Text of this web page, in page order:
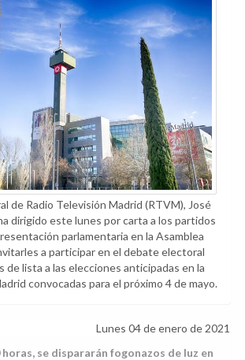
de Radio Televisión Madrid (RTVM), José
dirigido este lunes por carta a los partidos
parlamentaria en la Asamblea
a participar en el debate electoral
de lista a las elecciones anticipadas en la
convocadas para el próximo 4 de mayo.
Lunes 04 de enero de 2021
horas, se dispararán fogonazos de luz en